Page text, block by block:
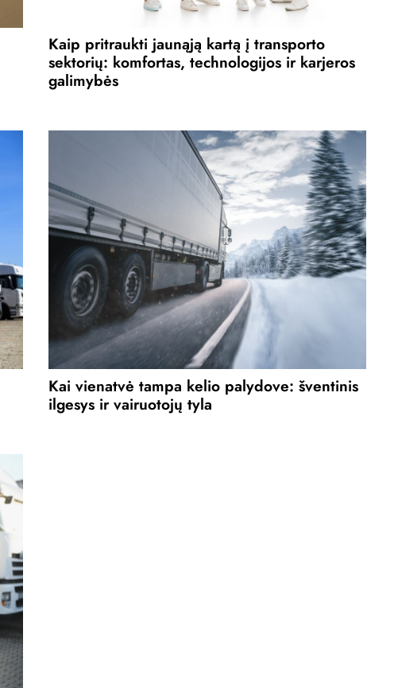
Kaip pritraukti jaunąją kartą į transporto
sektorių: komfortas, technologijos ir karjeros
galimybės
Kai vienatvė tampa kelio palydove: šventinis
ilgesys ir vairuotojų tyla